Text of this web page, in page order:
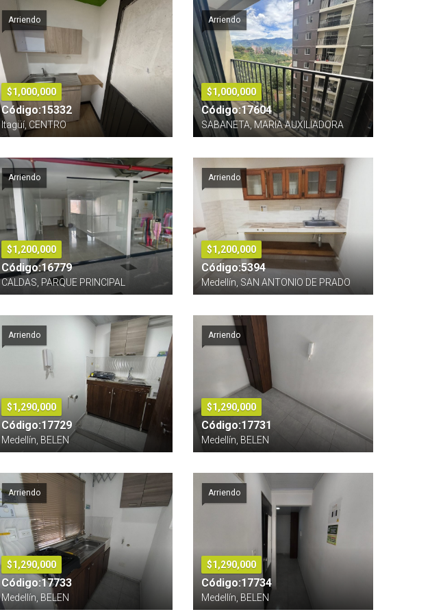
Arriendo
$1,000,000
Código:15332
Itagüí, CENTRO
Arriendo
$1,000,000
Código:17604
SABANETA, MARIA AUXILIADORA
Arriendo
$1,200,000
Código:16779
CALDAS, PARQUE PRINCIPAL
Arriendo
$1,200,000
Código:5394
Medellín, SAN ANTONIO DE PRADO
Arriendo
$1,290,000
Código:17729
Medellín, BELEN
Arriendo
$1,290,000
Código:17731
Medellín, BELEN
Arriendo
$1,290,000
Código:17733
Medellín, BELEN
Arriendo
$1,290,000
Código:17734
Medellín, BELEN